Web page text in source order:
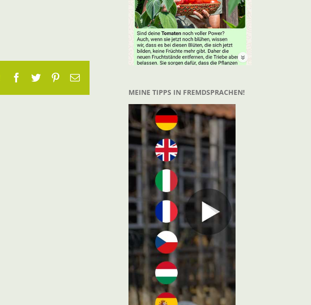
Facebook
TwitterPinterest
E-
MEINE TIPPS IN FREMDSPRACHEN!